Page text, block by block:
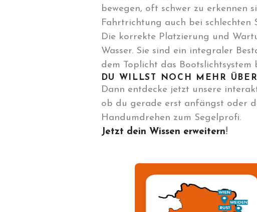
bewegen, oft schwer zu erkennen
Fahrtrichtung auch bei schlechten
Die korrekte Platzierung und
Wasser. Sie sind ein integraler
dem Toplicht das
DU WILLST NOCH MEHR
Dann entdecke jetzt unsere
ob du gerade erst anfängst oder
Handumdrehen zum Segelprofi.
Jetzt dein Wissen erweitern!